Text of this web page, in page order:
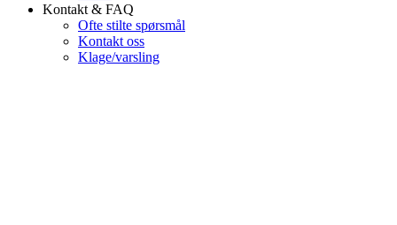
Kontakt & FAQ
Ofte stilte spørsmål
Kontakt oss
Klage/varsling